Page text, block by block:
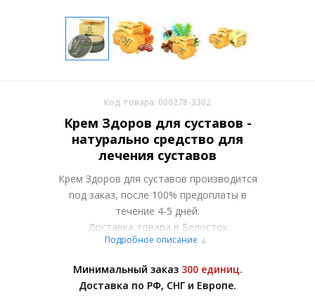
Код товара: 000278-3302
Крем Здоров для суставов -
натурально средство для
лечения суставов
Крем Здоров для суставов производится
под заказ, после 100% предоплаты в
течение 4-5 дней.
Доставка товара в Белосток
осуществляется курьерскими службами
Более подробно при обсуждении заказа с
менеджером.
Подробное описание
Минимальный заказ 300 единиц.
Доставка по РФ, СНГ и Европе.